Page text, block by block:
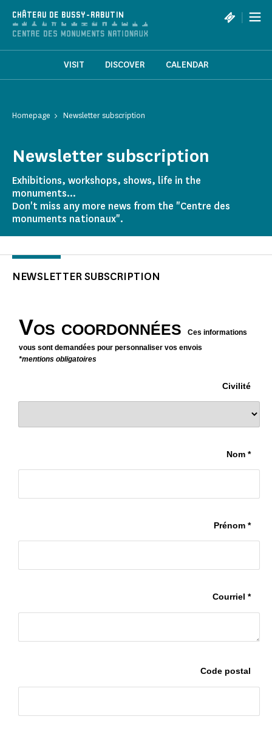
CHÂTEAU DE BUSSY-RABUTIN |
VISIT DISCOVER CALENDAR
Homepage Newsletter subscription
Newsletter subscription
Exhibitions, workshops, shows, life in the
monuments...
Don't miss any more news from the "Centre des
monuments nationaux".
NEWSLETTER SUBSCRIPTION
Vos coordonnées
Ces informations
vous sont demandées pour personnaliser vos envois
*mentions obligatoires
Civilité
Nom *
Prénom *
Courriel *
Code postal